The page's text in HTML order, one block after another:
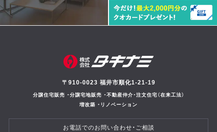
〒910-0023 福井市順化1-21-19
分譲住宅販売 ・分譲宅地販売 ・不動産仲介・注文住宅（在来工法）
増改築 ・リノベーション
お電話でのお問い合わせ・ご相談